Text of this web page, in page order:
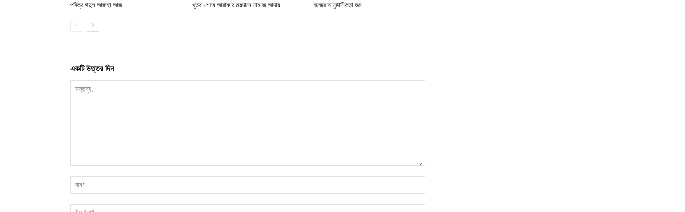
পবিত্র ঈদুল আজহা আজ খুতবা শেষে আরাফার ময়দানে নামাজ আদায় হজের আনুষ্ঠানিকতা শুরু
একটি উত্তর দিন